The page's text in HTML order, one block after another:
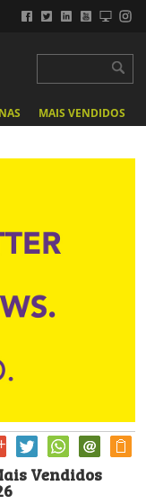
MAIS VENDIDOS
Vendidos